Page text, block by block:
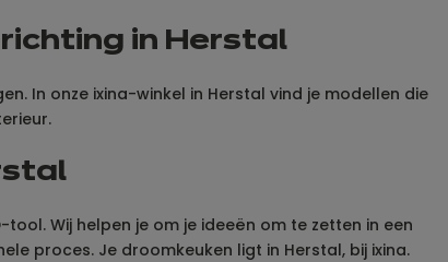
in Herstal
In onze ixina-winkel in Herstal vind je modellen die
Wij helpen je om je ideeën om te zetten in een
proces. Je droomkeuken ligt in Herstal, bij ixina.